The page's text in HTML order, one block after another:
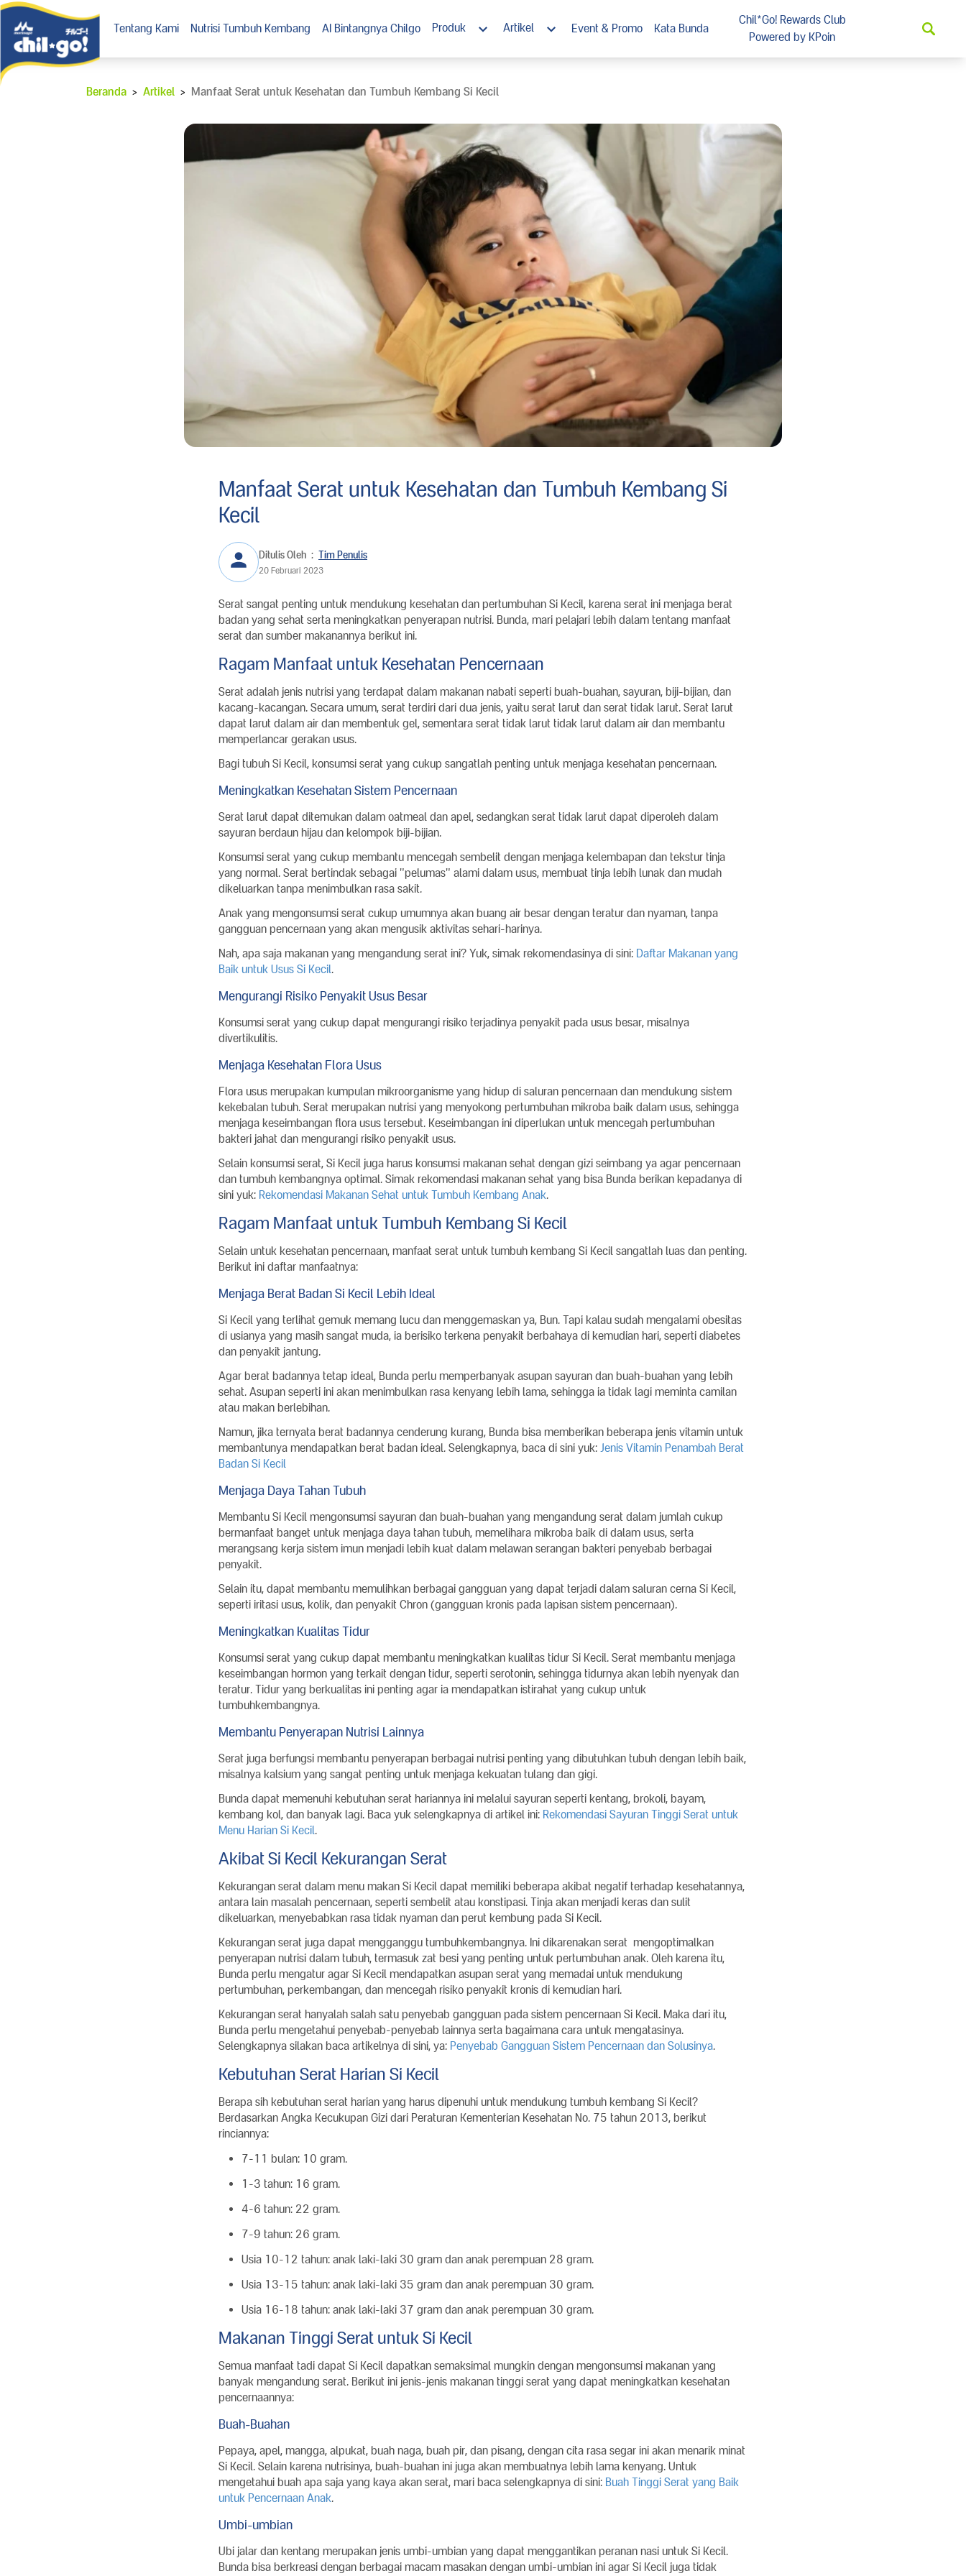
Tentang Kami Nutrisi Tumbuh Kembang AI Bintangnya Chilgo Produk
Morinaga Chil*Go! Susu Cair Steril
Artikel
Stimulasi
Ramadan
Resep Enak Bernutrisi
Chil*Go! Rewards Club
Event & Promo Kata Bunda
Chil*Go! Rewards Club
Powered by KPoin
Beranda > Artikel > Manfaat Serat untuk Kesehatan dan Tumbuh Kembang Si Kecil
Manfaat Serat untuk Kesehatan dan Tumbuh Kembang Si
Kecil
Ditulis Oleh : Tim Penulis
20 Februari 2023
Serat sangat penting untuk mendukung kesehatan dan pertumbuhan Si Kecil, karena serat ini menjaga berat
badan yang sehat serta meningkatkan penyerapan nutrisi. Bunda, mari pelajari lebih dalam tentang manfaat
serat dan sumber makanannya berikut ini.
Ragam Manfaat untuk Kesehatan Pencernaan
Serat adalah jenis nutrisi yang terdapat dalam makanan nabati seperti buah-buahan, sayuran, biji-bijian, dan
kacang-kacangan. Secara umum, serat terdiri dari dua jenis, yaitu serat larut dan serat tidak larut. Serat larut
dapat larut dalam air dan membentuk gel, sementara serat tidak larut tidak larut dalam air dan membantu
memperlancar gerakan usus.
Bagi tubuh Si Kecil, konsumsi serat yang cukup sangatlah penting untuk menjaga kesehatan pencernaan.
Meningkatkan Kesehatan Sistem Pencernaan
Serat larut dapat ditemukan dalam oatmeal dan apel, sedangkan serat tidak larut dapat diperoleh dalam
sayuran berdaun hijau dan kelompok biji-bijian.
Konsumsi serat yang cukup membantu mencegah sembelit dengan menjaga kelembapan dan tekstur tinja
yang normal. Serat bertindak sebagai "pelumas" alami dalam usus, membuat tinja lebih lunak dan mudah
dikeluarkan tanpa menimbulkan rasa sakit.
Anak yang mengonsumsi serat cukup umumnya akan buang air besar dengan teratur dan nyaman, tanpa
gangguan pencernaan yang akan mengusik aktivitas sehari-harinya.
Nah, apa saja makanan yang mengandung serat ini? Yuk, simak rekomendasinya di sini: Daftar Makanan yang
Baik untuk Usus Si Kecil.
Mengurangi Risiko Penyakit Usus Besar
Konsumsi serat yang cukup dapat mengurangi risiko terjadinya penyakit pada usus besar, misalnya
divertikulitis.
Menjaga Kesehatan Flora Usus
Flora usus merupakan kumpulan mikroorganisme yang hidup di saluran pencernaan dan mendukung sistem
kekebalan tubuh. Serat merupakan nutrisi yang menyokong pertumbuhan mikroba baik dalam usus, sehingga
menjaga keseimbangan flora usus tersebut. Keseimbangan ini diperlukan untuk mencegah pertumbuhan
bakteri jahat dan mengurangi risiko penyakit usus.
Selain konsumsi serat, Si Kecil juga harus konsumsi makanan sehat dengan gizi seimbang ya agar pencernaan
dan tumbuh kembangnya optimal. Simak rekomendasi makanan sehat yang bisa Bunda berikan kepadanya di
sini yuk: Rekomendasi Makanan Sehat untuk Tumbuh Kembang Anak.
Ragam Manfaat untuk Tumbuh Kembang Si Kecil
Selain untuk kesehatan pencernaan, manfaat serat untuk tumbuh kembang Si Kecil sangatlah luas dan penting.
Berikut ini daftar manfaatnya:
Menjaga Berat Badan Si Kecil Lebih Ideal
Si Kecil yang terlihat gemuk memang lucu dan menggemaskan ya, Bun. Tapi kalau sudah mengalami obesitas
di usianya yang masih sangat muda, ia berisiko terkena penyakit berbahaya di kemudian hari, seperti diabetes
dan penyakit jantung.
Agar berat badannya tetap ideal, Bunda perlu memperbanyak asupan sayuran dan buah-buahan yang lebih
sehat. Asupan seperti ini akan menimbulkan rasa kenyang lebih lama, sehingga ia tidak lagi meminta camilan
atau makan berlebihan.
Namun, jika ternyata berat badannya cenderung kurang, Bunda bisa memberikan beberapa jenis vitamin untuk
membantunya mendapatkan berat badan ideal. Selengkapnya, baca di sini yuk: Jenis Vitamin Penambah Berat
Badan Si Kecil
Menjaga Daya Tahan Tubuh
Membantu Si Kecil mengonsumsi sayuran dan buah-buahan yang mengandung serat dalam jumlah cukup
bermanfaat banget untuk menjaga daya tahan tubuh, memelihara mikroba baik di dalam usus, serta
merangsang kerja sistem imun menjadi lebih kuat dalam melawan serangan bakteri penyebab berbagai
penyakit.
Selain itu, dapat membantu memulihkan berbagai gangguan yang dapat terjadi dalam saluran cerna Si Kecil,
seperti iritasi usus, kolik, dan penyakit Chron (gangguan kronis pada lapisan sistem pencernaan).
Meningkatkan Kualitas Tidur
Konsumsi serat yang cukup dapat membantu meningkatkan kualitas tidur Si Kecil. Serat membantu menjaga
keseimbangan hormon yang terkait dengan tidur, seperti serotonin, sehingga tidurnya akan lebih nyenyak dan
teratur. Tidur yang berkualitas ini penting agar ia mendapatkan istirahat yang cukup untuk
tumbuhkembangnya.
Membantu Penyerapan Nutrisi Lainnya
Serat juga berfungsi membantu penyerapan berbagai nutrisi penting yang dibutuhkan tubuh dengan lebih baik,
misalnya kalsium yang sangat penting untuk menjaga kekuatan tulang dan gigi.
Bunda dapat memenuhi kebutuhan serat hariannya ini melalui sayuran seperti kentang, brokoli, bayam,
kembang kol, dan banyak lagi. Baca yuk selengkapnya di artikel ini: Rekomendasi Sayuran Tinggi Serat untuk
Menu Harian Si Kecil.
Akibat Si Kecil Kekurangan Serat
Kekurangan serat dalam menu makan Si Kecil dapat memiliki beberapa akibat negatif terhadap kesehatannya,
antara lain masalah pencernaan, seperti sembelit atau konstipasi. Tinja akan menjadi keras dan sulit
dikeluarkan, menyebabkan rasa tidak nyaman dan perut kembung pada Si Kecil.
Kekurangan serat juga dapat mengganggu tumbuhkembangnya. Ini dikarenakan serat mengoptimalkan
penyerapan nutrisi dalam tubuh, termasuk zat besi yang penting untuk pertumbuhan anak. Oleh karena itu,
Bunda perlu mengatur agar Si Kecil mendapatkan asupan serat yang memadai untuk mendukung
pertumbuhan, perkembangan, dan mencegah risiko penyakit kronis di kemudian hari.
Kekurangan serat hanyalah salah satu penyebab gangguan pada sistem pencernaan Si Kecil. Maka dari itu,
Bunda perlu mengetahui penyebab-penyebab lainnya serta bagaimana cara untuk mengatasinya.
Selengkapnya silakan baca artikelnya di sini, ya: Penyebab Gangguan Sistem Pencernaan dan Solusinya.
Kebutuhan Serat Harian Si Kecil
Berapa sih kebutuhan serat harian yang harus dipenuhi untuk mendukung tumbuh kembang Si Kecil?
Berdasarkan Angka Kecukupan Gizi dari Peraturan Kementerian Kesehatan No. 75 tahun 2013, berikut
rinciannya:
7-11 bulan: 10 gram.
1-3 tahun: 16 gram.
4-6 tahun: 22 gram.
7-9 tahun: 26 gram.
Usia 10-12 tahun: anak laki-laki 30 gram dan anak perempuan 28 gram.
Usia 13-15 tahun: anak laki-laki 35 gram dan anak perempuan 30 gram.
Usia 16-18 tahun: anak laki-laki 37 gram dan anak perempuan 30 gram.
Makanan Tinggi Serat untuk Si Kecil
Semua manfaat tadi dapat Si Kecil dapatkan semaksimal mungkin dengan mengonsumsi makanan yang
banyak mengandung serat. Berikut ini jenis-jenis makanan tinggi serat yang dapat meningkatkan kesehatan
pencernaannya:
Buah-Buahan
Pepaya, apel, mangga, alpukat, buah naga, buah pir, dan pisang, dengan cita rasa segar ini akan menarik minat
Si Kecil. Selain karena nutrisinya, buah-buahan ini juga akan membuatnya lebih lama kenyang. Untuk
mengetahui buah apa saja yang kaya akan serat, mari baca selengkapnya di sini: Buah Tinggi Serat yang Baik
untuk Pencernaan Anak.
Umbi-umbian
Ubi jalar dan kentang merupakan jenis umbi-umbian yang dapat menggantikan peranan nasi untuk Si Kecil.
Bunda bisa berkreasi dengan berbagai macam masakan dengan umbi-umbian ini agar Si Kecil juga tidak